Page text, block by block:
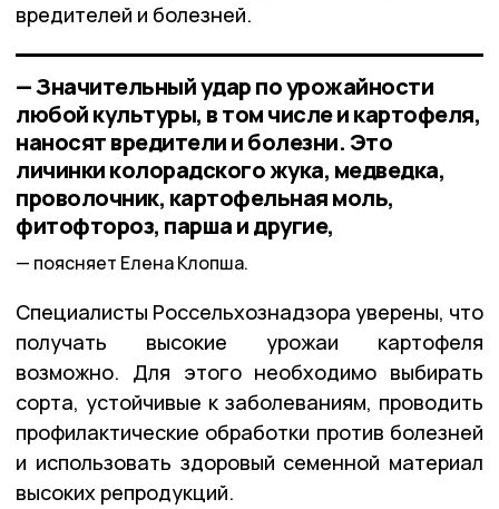
вредителей и болезней.
— Значительный удар по урожайности
любой культуры, в том числе и картофеля,
наносят вредители и болезни. Это
личинки колорадского жука, медведка,
проволочник, картофельная моль,
фитофтороз, парша и другие,
поясняет Елена Клопша.
Специалисты Россельхознадзора уверены, что
получать высокие урожаи картофеля
возможно. Для этого необходимо выбирать
сорта, устойчивые к заболеваниям, проводить
профилактические обработки против болезней
и использовать здоровый семенной материал
высоких репродукций.